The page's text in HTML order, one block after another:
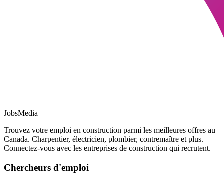
JobsMedia
Trouvez votre emploi en construction parmi les meilleures offres au
Canada. Charpentier, électricien, plombier, contremaître et plus.
Connectez-vous avec les entreprises de construction qui recrutent.
Chercheurs d'emploi